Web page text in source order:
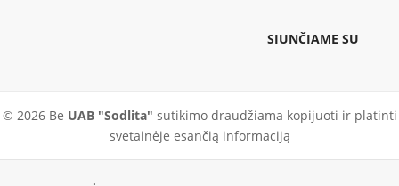
SIUNČIAME SU
© 2026 Be UAB "Sodlita" sutikimo draudžiama kopijuoti ir platinti
svetainėje esančią informaciją